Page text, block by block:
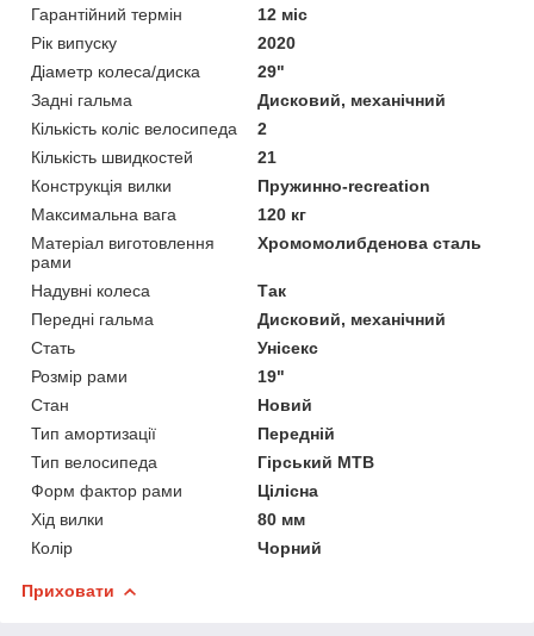
Гарантійний термін
12 міс
Рік випуску
2020
Діаметр колеса/диска
29"
Задні гальма
Дисковий, механічний
Кількість коліс велосипеда
2
Кількість швидкостей
21
Конструкція вилки
Пружинно-recreation
Максимальна вага
120 кг
Матеріал виготовлення
рами
Хромомолибденова сталь
Надувні колеса
Так
Передні гальма
Дисковий, механічний
Стать
Унісекс
Розмір рами
19"
Стан
Новий
Тип амортизації
Передній
Тип велосипеда
Гірський MTB
Форм фактор рами
Цілісна
Хід вилки
80 мм
Колір
Чорний
Приховати